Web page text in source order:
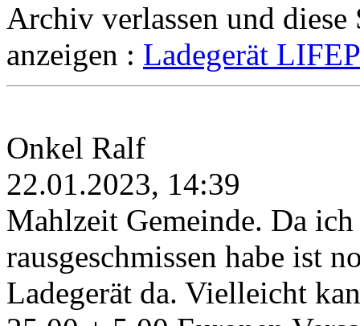
Archiv verlassen und diese
anzeigen : Ladegerät
Onkel Ralf
22.01.2023, 14:39
Mahlzeit Gemeinde. Da
rausgeschmissen habe ist
Ladegerät da. Vielleicht